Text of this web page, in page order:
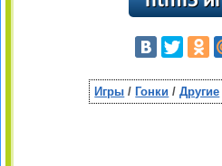
Игры / Гонки /Другие